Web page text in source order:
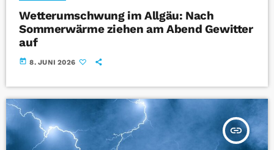
Wetterumschwung im Allgäu: Nach
Sommerwärme ziehen am Abend Gewitter
auf
today 8. JUNI 2026
insert_link